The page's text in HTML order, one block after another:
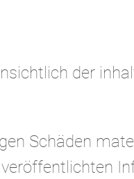
der
Schäden